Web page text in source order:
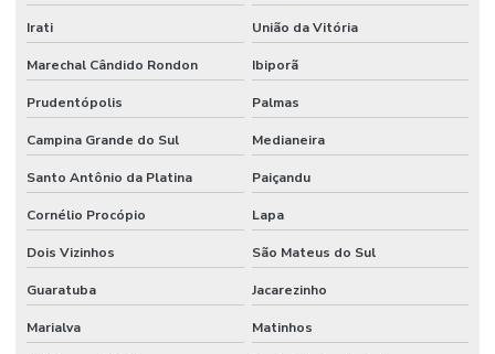
Laudo de vistoria técnica
Laudo de vistoria técnica predial
Laudo de vistoria técnica residencial
Laudos periciais de engenharia civil
Parecer técnico de vistoria predial
Perícia de construção civil
Perícia de engenharia e avaliações
Perícia de engenharia civil
Irati União da Vitória
Marechal Cândido Rondon Ibiporã
Prudentópolis Palmas
Campina Grande do Sul Medianeira
Santo Antônio da Platina Paiçandu
Cornélio Procópio Lapa
Dois Vizinhos São Mateus do Sul
Guaratuba Jacarezinho
Marialva Matinhos